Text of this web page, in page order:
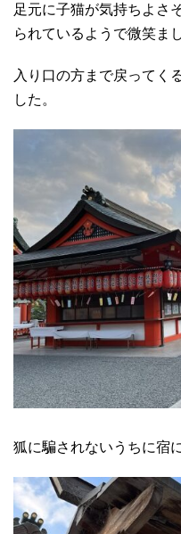
足元に子猫が気持ちよさ
られているようで微笑ま
入り口の方まで戻ってく
した。
狐に騙されないうちに宿